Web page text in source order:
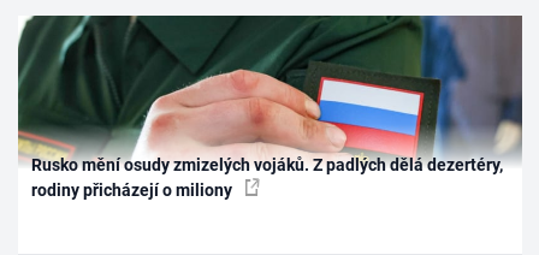
Rusko mění osudy zmizelých vojáků. Z padlých dělá dezertéry,
rodiny přicházejí o miliony